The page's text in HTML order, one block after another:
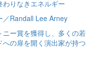
りなきエネルギー
／Randall Lee Arney
ニー賞を獲得し、多くの若
の扉を開く演出家が持つ